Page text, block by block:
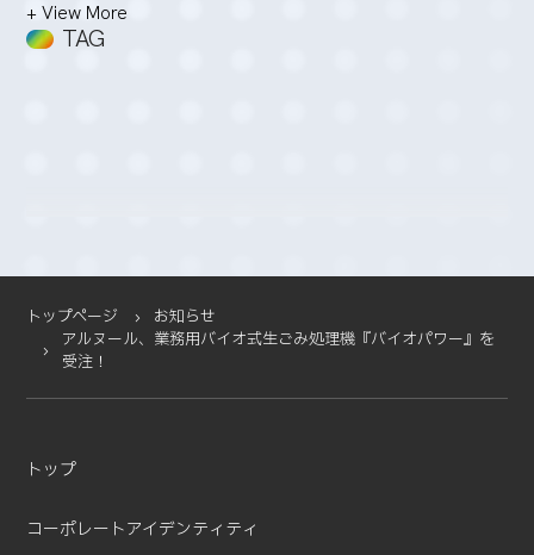
2026-02 (3)
2025-06 (2)
2025-05 (1)
2025-04 (11)
2024-12 (4)
2024-10 (7)
+ View More
TAG
トップページ
お知らせ
アルヌール、業務用バイオ式生ごみ処理機『バイオパワー』を
受注！
トップ
コーポレートアイデンティティ